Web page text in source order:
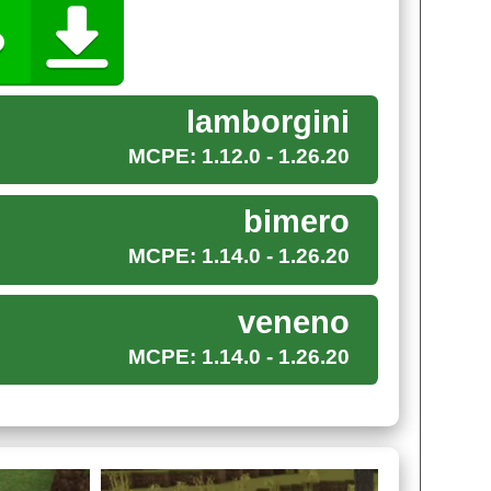
в песочнице Minecraft PE есть очень крутая,
кубического мира.
мода: /summon bm:lambo.
можно смело планировать поездку на
lamborgini
MCPE: 1.12.0 - 1.26.20
bimero
MCPE: 1.14.0 - 1.26.20
veneno
MCPE: 1.14.0 - 1.26.20